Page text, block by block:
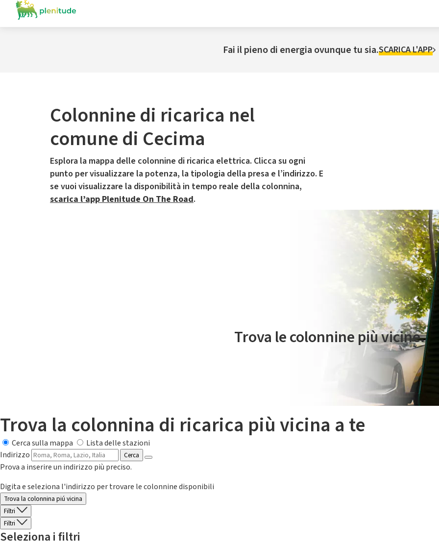
Fai il pieno di energia ovunque tu sia.SCARICA L'APP
Colonnine di ricarica nel
comune di Cecima
Esplora la mappa delle colonnine di ricarica elettrica. Clicca su ogni
punto per visualizzare la potenza, la tipologia della presa e l’indirizzo. E
se vuoi visualizzare la disponibilità in tempo reale della colonnina,
scarica l’app Plenitude On The Road.
Il servizio di mobilità elettrica è gestito da Plenitude On The Road
Trova le colonnine più vicine.
Trova la colonnina di ricarica più vicina a te
Cerca sulla mappa
Lista delle stazioni
Indirizzo
Cerca
Prova a inserire un indirizzo più preciso.
Digita e seleziona l'indirizzo per trovare le colonnine disponibili
Trova la colonnina piú vicina
Filtri
Filtri
Seleziona i filtri